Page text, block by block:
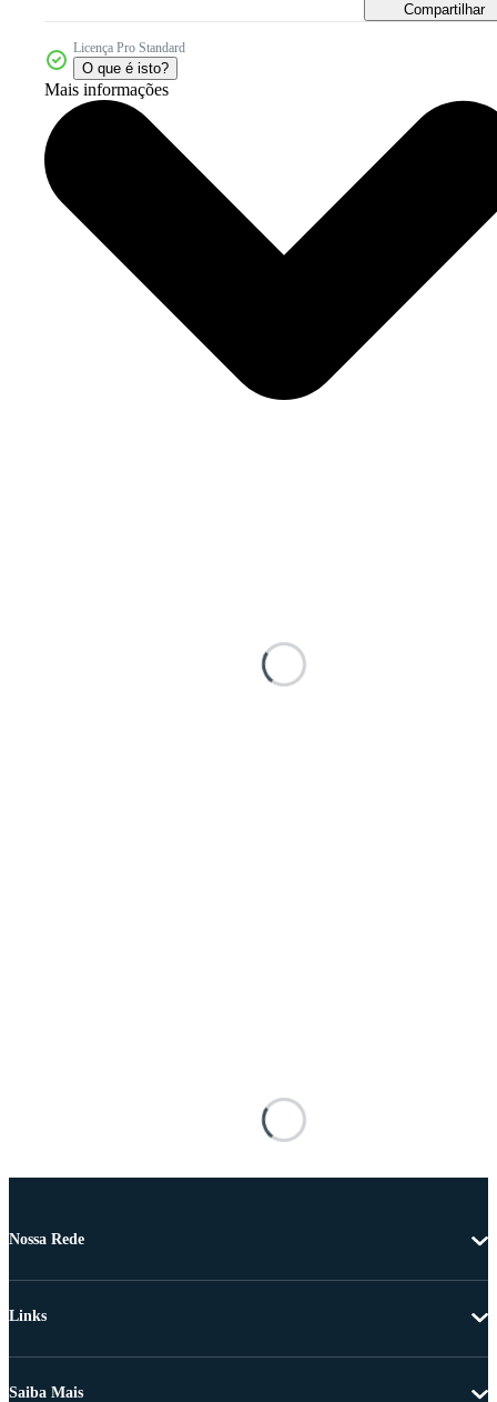
Compartilhar
Licença Pro Standard
O que é isto?
Mais informações
Nossa Rede
Links
Saiba Mais